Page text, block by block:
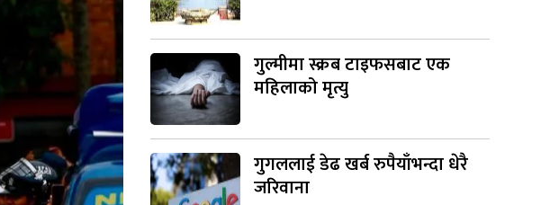
गुल्मीमा स्क्रब टाइफसबाट एक
महिलाको मृत्यु
गुगललाई डेढ खर्ब रुपैयाँभन्दा धेरै
जरिवाना